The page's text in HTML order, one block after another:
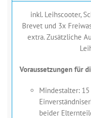
inkl. Leihscooter,
Brevet und 3x
extra. Zusätzliche
Voraussetzungen für
Mindestalter:
beider